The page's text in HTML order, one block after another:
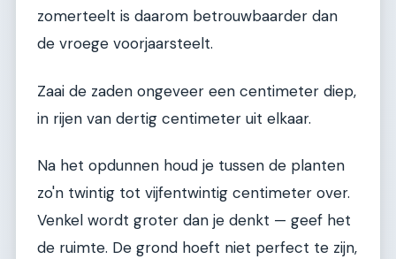
zomerteelt is daarom betrouwbaarder dan
de vroege voorjaarsteelt.
Zaai de zaden ongeveer een centimeter diep,
in rijen van dertig centimeter uit elkaar.
Na het opdunnen houd je tussen de planten
zo'n twintig tot vijfentwintig centimeter over.
Venkel wordt groter dan je denkt — geef het
de ruimte. De grond hoeft niet perfect te zijn,